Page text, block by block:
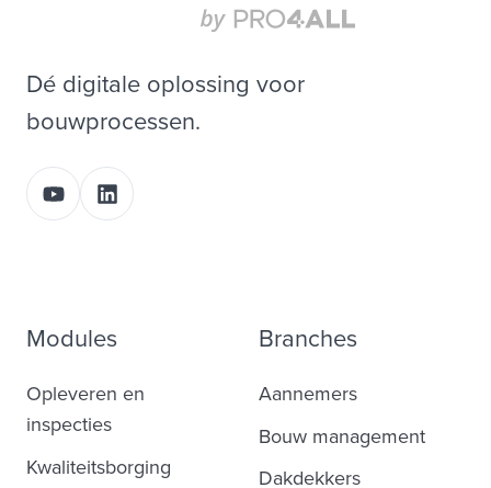
Dé digitale oplossing voor
bouwprocessen.
Modules
Opleveren en
inspecties
Kwaliteitsborging
Branches
Aannemers
Bouw management
Dakdekkers